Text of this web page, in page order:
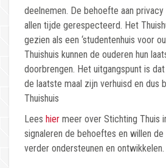
deelnemen. De behoefte aan
allen tijde gerespecteerd. Het
gezien als een ‘studentenhuis voor
Thuishuis kunnen de ouderen hun
doorbrengen. Het uitgangspunt is
de laatste maal zijn verhuisd en dus
Thuishuis
Lees hier meer over Stichting Thuis
signaleren de behoeftes en willen
verder ondersteunen en ontwikkelen.